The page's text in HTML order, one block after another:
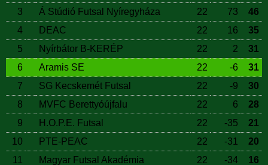
3
Á Stúdió Futsal Nyíregyháza 22 73
46
4
DEAC 22 16
35
5
Nyírbátor B-KERÉP 22 2
31
6
Aramis SE 22 -6
31
7
SG Kecskemét Futsal 22 -9
30
8
MVFC Berettyóújfalu 22 6
28
9
H.O.P.E. Futsal 22 -35
21
10
PTE-PEAC 22 -31
20
11
Magyar Futsal Akadémia 22 -34
16